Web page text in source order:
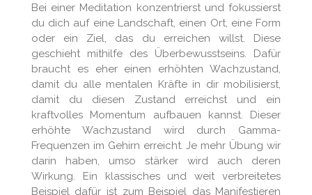
Bei einer Meditation konzentrierst und fokussierst
du dich auf eine Landschaft, einen Ort, eine Form
oder ein Ziel, das du erreichen willst. Diese
geschieht mithilfe des Überbewusstseins. Dafür
braucht es eher einen erhöhten Wachzustand,
damit du alle mentalen Kräfte in dir mobilisierst,
damit du diesen Zustand erreichst und ein
kraftvolles Momentum aufbauen kannst. Dieser
erhöhte Wachzustand wird durch Gamma-
Frequenzen im Gehirn erreicht. Je mehr Übung wir
darin haben, umso stärker wird auch deren
Wirkung. Ein klassisches und weit verbreitetes
Beispiel dafür ist zum Beispiel das Manifestieren